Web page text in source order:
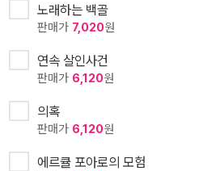
노래하는 백골
판매가 7,020원
연속 살인사건
판매가 6,120원
의혹
판매가 6,120원
에르큘 포아로의 모험